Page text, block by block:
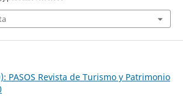
PASOS Revista de Turismo y Patrimonio